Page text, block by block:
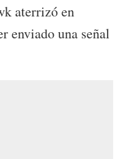
aterrizó en
enviado una señal